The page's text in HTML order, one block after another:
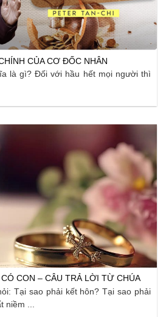
CỦA CƠ ĐỐC NHÂN
là gì? Đối với hầu hết mọi người thì
CON – CÂU TRẢ LỜI TỪ CHÚA
Tại sao phải kết hôn? Tại sao phải
niềm ...